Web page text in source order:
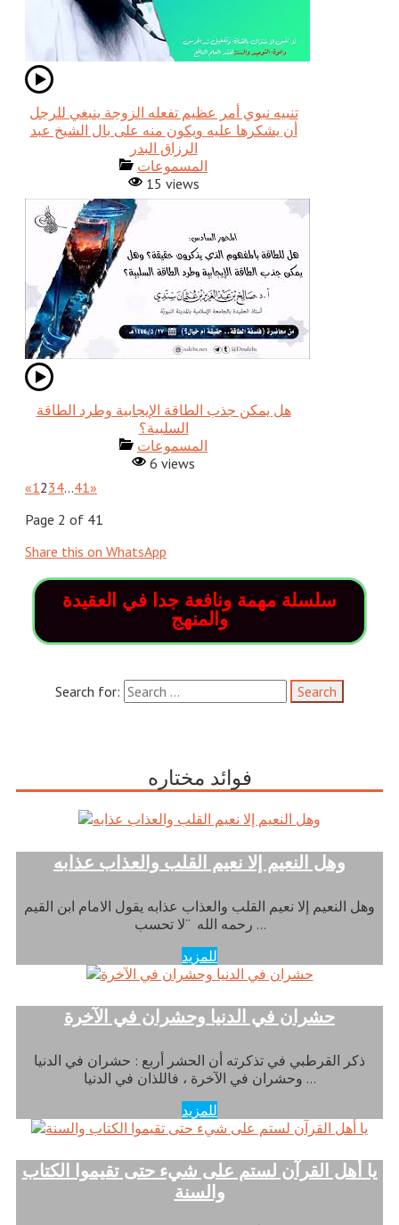
تنبيه نبوي أمر عظيم تفعله الزوجة ينبغي للرجل
أن يشكرها عليه ويكون منه على بال الشيخ عبد
الرزاق البدر
المسموعات
15 views
هل يمكن جذب الطاقة الإيجابية وطرد الطاقة
المسموعات
6 views
«1234…41»
Page 2 of 41
Share this on WhatsApp
سلسلة مهمة ونافعة جدا في العقيدة
والمنهج
Search for:
فوائد مختاره
وهل النعيم إلا نعيم القلب والعذاب عذابه
وهل النعيم إلا نعيم القلب والعذاب عذابه يقول الامام ابن القيم
رحمه الله “لا تحسب …
للمزيد
حشران في الدنيا وحشران في الآخرة
ذكر القرطبي في تذكرته أن الحشر أربع : حشران في الدنيا
وحشران في الآخرة ، فاللذان في الدنيا …
للمزيد
يا أهل القرآن لستم على شيء حتى تقيموا الكتاب
والسنة